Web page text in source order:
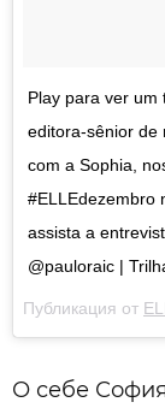
Play para ver um
editora-sênior de
com a Sophia,
#ELLEdezembro
assista a
@pauloraic |
Публикация от
О себе